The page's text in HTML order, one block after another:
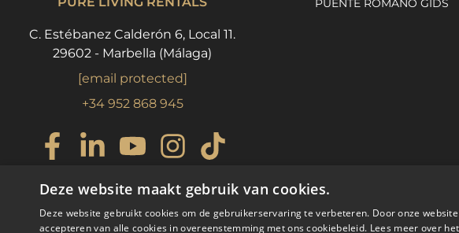
C. Estébanez Calderón 6, Local 11.
29602 - Marbella (Málaga)
[email protected]
+34 952 868 945
PUENTE ROMANO GIDS
Deze website maakt gebruik van cookies.
Deze website gebruikt cookies om de gebruikerservaring te verbeteren. Door onze
accepteren van alle cookies in overeenstemming met ons cookiebeleid. Lees meer over